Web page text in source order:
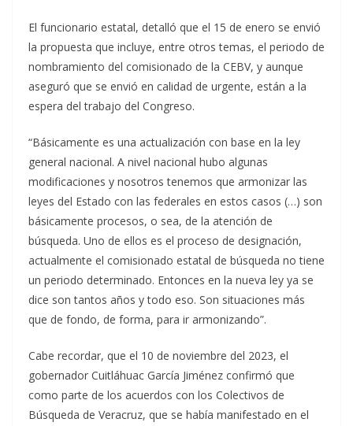
El funcionario estatal, detalló que el 15 de enero se envió
la propuesta que incluye, entre otros temas, el periodo de
nombramiento del comisionado de la CEBV, y aunque
aseguró que se envió en calidad de urgente, están a la
espera del trabajo del Congreso.
“Básicamente es una actualización con base en la ley
general nacional. A nivel nacional hubo algunas
modificaciones y nosotros tenemos que armonizar las
leyes del Estado con las federales en estos casos (…) son
básicamente procesos, o sea, de la atención de
búsqueda. Uno de ellos es el proceso de designación,
actualmente el comisionado estatal de búsqueda no tiene
un periodo determinado. Entonces en la nueva ley ya se
dice son tantos años y todo eso. Son situaciones más
que de fondo, de forma, para ir armonizando”.
Cabe recordar, que el 10 de noviembre del 2023, el
gobernador Cuitláhuac García Jiménez confirmó que
como parte de los acuerdos con los Colectivos de
Búsqueda de Veracruz, que se había manifestado en el